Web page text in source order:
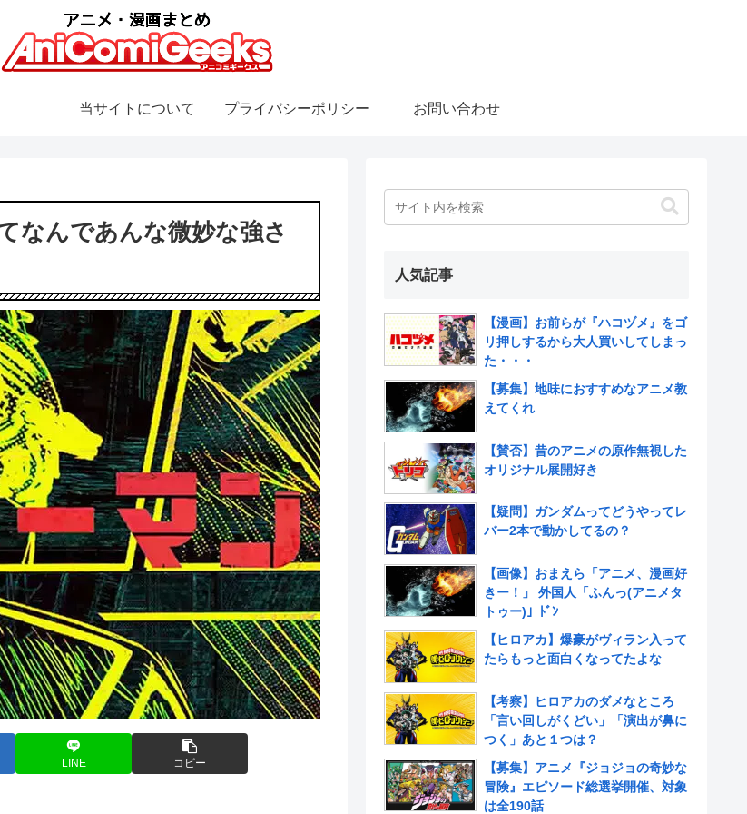
当サイトについて プライバシーポリシー お問い合わせ
なんであんな微妙な強さ
LINE コピー
人気記事
【漫画】お前らが『ハコヅメ』をゴ
リ押しするから大人買いしてしまっ
た・・・
【募集】地味におすすめなアニメ教
えてくれ
【賛否】昔のアニメの原作無視した
オリジナル展開好き
【疑問】ガンダムってどうやってレ
バー2本で動かしてるの？
【画像】おまえら「アニメ、漫画好
きー！」 外国人「ふんっ(アニメタ
トゥー)」ﾄﾞﾝ
【ヒロアカ】爆豪がヴィラン入って
たらもっと面白くなってたよな
【考察】ヒロアカのダメなところ
「言い回しがくどい」「演出が鼻に
つく」あと１つは？
【募集】アニメ『ジョジョの奇妙な
冒険』エピソード総選挙開催、対象
は全190話